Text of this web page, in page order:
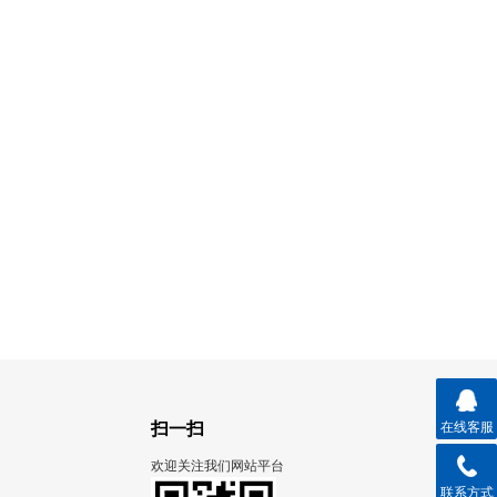
扫一扫
欢迎关注我们网站平台
在线客服
联系方式